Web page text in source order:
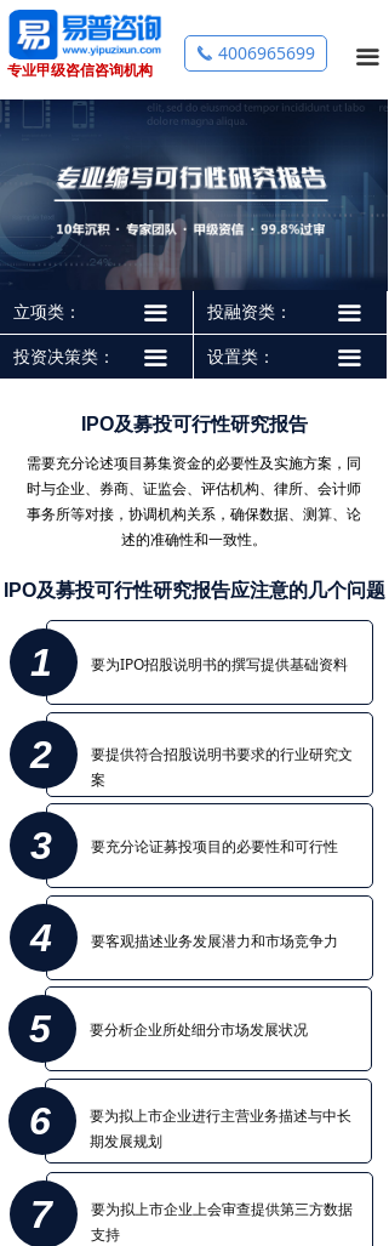
专业甲级咨信咨询机构
끀
首页
关于我们
投资咨询
跨境投资备案
商业计划书
资金申请报告
项目策划
全过程工程咨询
成功案例
끅 4006965699
IPO及募投可行性研究报告
需要充分论述项目募集资金的必要性及实施方案，同
时与企业、券商、证监会、评估机构、律所、会计师
事务所等对接，协调机构关系，确保数据、测算、论
述的准确性和一致性。
IPO及募投可行性研究报告应注意的几个问题
1 要为IPO招股说明书的撰写提供基础资料
2
要提供符合招股说明书要求的行业研究文
案
3 要充分论证募投项目的必要性和可行性
4 要客观描述业务发展潜力和市场竞争力
5 要分析企业所处细分市场发展状况
6
要为拟上市企业进行主营业务描述与中长
期发展规划
7
要为拟上市企业上会审查提供第三方数据
支持
立项类： 끀
立项可行性研究报告
资金申请报告
끀
工业项目投资决策可行性研究报告
投资决策类： 끀
设立公司可行性研究报告
医疗机构设置可行性研究报告
设置类：
끀
IPO及募投可行性研究报告
银行贷款可行性研究报告
投融资类：